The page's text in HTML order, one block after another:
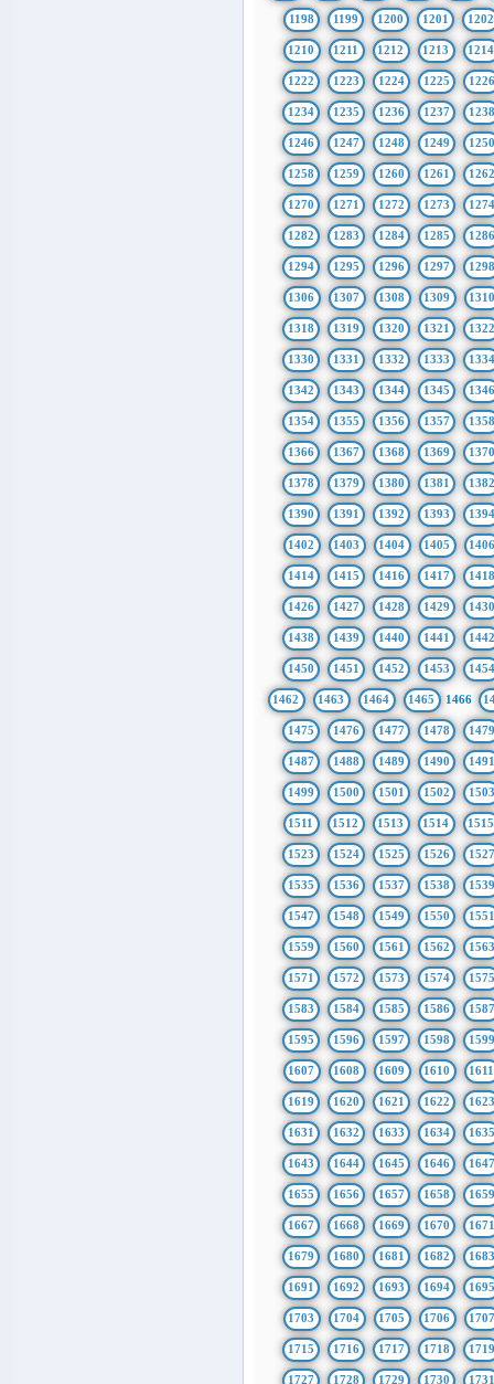
1198 1199 1200 1201 1202
1210 1211 1212 1213 1214
1222 1223 1224 1225 1226
1234 1235 1236 1237 1238
1246 1247 1248 1249 1250
1258 1259 1260 1261 1262
1270 1271 1272 1273 1274
1282 1283 1284 1285 1286
1294 1295 1296 1297 1298
1306 1307 1308 1309
1318 1319 1320 1321 1322
1330 1331 1332 1333 1334
1342 1343 1344 1345 1346
1354 1355 1356 1357 1358
1366 1367 1368 1369 1370
1378 1379 1380 1381 1382
1390 1391 1392 1393 1394
1402 1403 1404 1405
1414 1415 1416 1417 1418
1426 1427 1428 1429 1430
1438 1439 1440 1441 1442
1450 1451 1452 1453 1454
1462 1463 1464 1465 1466
1475 1476 1477 1478 1479
1487 1488 1489 1490 1491
1499 1500 1501 1502 1503
1511 1512 1513 1514 1515
1523 1524 1525 1526 1527
1535 1536 1537 1538 1539
1547 1548 1549 1550 1551
1559 1560 1561 1562 1563
1571 1572 1573 1574 1575
1583 1584 1585 1586 1587
1595 1596 1597 1598 1599
1607 1608 1609 1610 1611
1619 1620 1621 1622 1623
1631 1632 1633 1634 1635
1643 1644 1645 1646 1647
1655 1656 1657 1658 1659
1667 1668 1669 1670 1671
1679 1680 1681 1682 1683
1691 1692 1693 1694 1695
1703 1704 1705 1706
1715 1716 1717 1718 1719
1727 1728 1729 1730 1731